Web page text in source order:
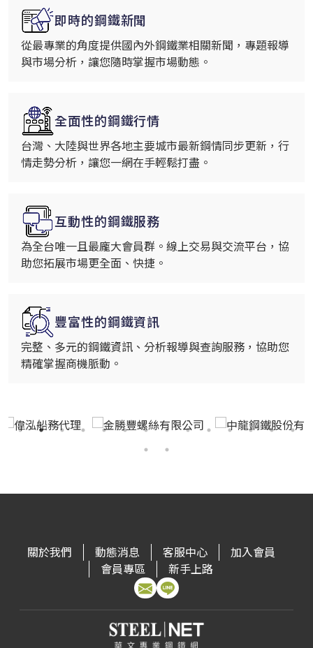
即時的鋼鐵新聞
從最專業的角度提供國內外鋼鐵業相關新聞，專題報導
與市場分析，讓您隨時掌握市場動態。
全面性的鋼鐵行情
台灣、大陸與世界各地主要城市最新鋼情同步更新，行
情走勢分析，讓您一網在手輕鬆打盡。
互動性的鋼鐵服務
為全台唯一且最龐大會員群。線上交易與交流平台，協
助您拓展市場更全面、快捷。
豐富性的鋼鐵資訊
完整、多元的鋼鐵資訊、分析報導與查詢服務，協助您
精確掌握商機脈動。
關於我們 動態消息 客服中心
加入會員
會員專區
新手上路